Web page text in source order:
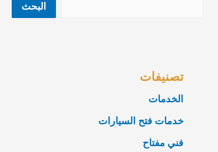
البحث
تصنيفات
الخدمات
خدمات فتح السيارات
فني مفتاح